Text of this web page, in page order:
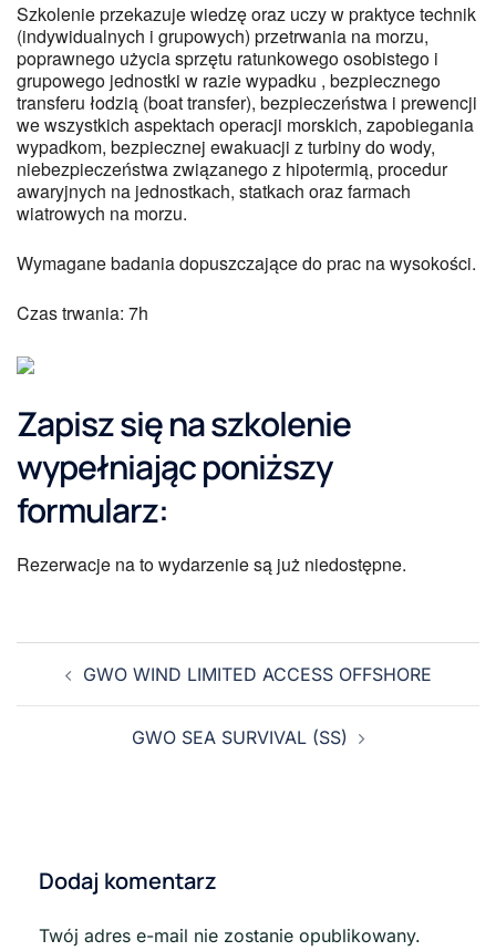
Szkolenie przekazuje wiedzę oraz uczy w praktyce technik
(indywidualnych i grupowych) przetrwania na morzu,
poprawnego użycia sprzętu ratunkowego osobistego i
grupowego jednostki w razie wypadku , bezpiecznego
transferu łodzią (boat transfer), bezpieczeństwa i prewencji
we wszystkich aspektach operacji morskich, zapobiegania
wypadkom, bezpiecznej ewakuacji z turbiny do wody,
niebezpieczeństwa związanego z hipotermią, procedur
awaryjnych na jednostkach, statkach oraz farmach
wiatrowych na morzu.
Wymagane badania dopuszczające do prac na wysokości.
Czas trwania: 7h
Zapisz się na szkolenie
wypełniając poniższy
formularz:
Rezerwacje na to wydarzenie są już niedostępne.
GWO WIND LIMITED ACCESS OFFSHORE
GWO SEA SURVIVAL (SS)
Dodaj komentarz
Twój adres e-mail nie zostanie opublikowany.